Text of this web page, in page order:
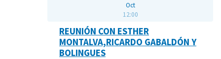
Oct
12:00
REUNIÓN CON ESTHER
MONTALVA,RICARDO GABALDÓN Y
BOLINGUES